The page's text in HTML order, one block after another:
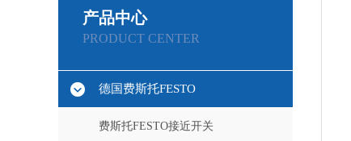
产品中心
PRODUCT CENTER
德国费斯托FESTO
费斯托FESTO接近开关